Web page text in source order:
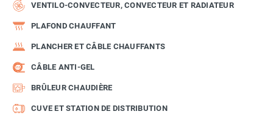
VENTILO-CONVECTEUR, CONVECTEUR ET RADIATEUR
PLAFOND CHAUFFANT
PLANCHER ET CÂBLE CHAUFFANTS
CÂBLE ANTI-GEL
BRÛLEUR CHAUDIÈRE
CUVE ET STATION DE DISTRIBUTION